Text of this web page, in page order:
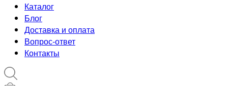
Каталог
Блог
Доставка и оплата
Вопрос-ответ
Контакты